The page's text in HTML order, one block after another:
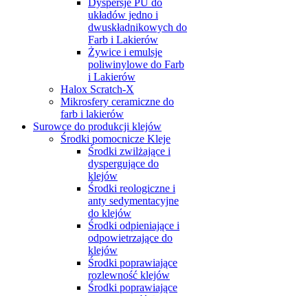
Dyspersje PU do
układów jedno i
dwuskładnikowych do
Farb i Lakierów
Żywice i emulsje
poliwinylowe do Farb
i Lakierów
Halox Scratch-X
Mikrosfery ceramiczne do
farb i lakierów
Surowce do produkcji klejów
Środki pomocnicze Kleje
Środki zwilżające i
dyspergujące do
klejów
Środki reologiczne i
anty sedymentacyjne
do klejów
Środki odpieniające i
odpowietrzające do
klejów
Środki poprawiające
rozlewność klejów
Środki poprawiające